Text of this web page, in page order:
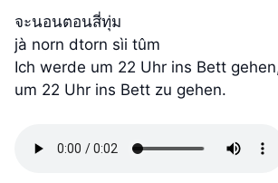
จะนอนตอนสี่ทุ่ม
jà norn dtorn sìi tûm
Ich werde um 22 Uhr ins Bett
um 22 Uhr ins Bett zu gehen.